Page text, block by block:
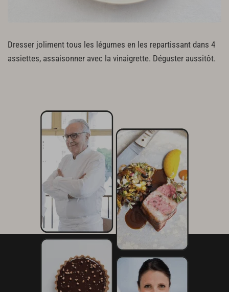
Dresser joliment tous les légumes en les repartissant dans 4
assiettes, assaisonner avec la vinaigrette. Déguster aussitôt.